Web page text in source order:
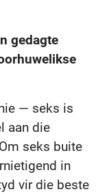
gedagte
— seks is
aan die
seks buite
in
vir die beste